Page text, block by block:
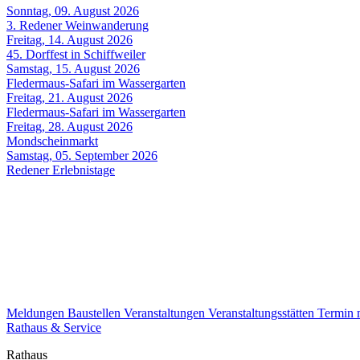
Sonntag, 09. August 2026
3. Redener Weinwanderung
Freitag, 14. August 2026
45. Dorffest in Schiffweiler
Samstag, 15. August 2026
Fledermaus-Safari im Wassergarten
Freitag, 21. August 2026
Fledermaus-Safari im Wassergarten
Freitag, 28. August 2026
Mondscheinmarkt
Samstag, 05. September 2026
Redener Erlebnistage
Meldungen Baustellen Veranstaltungen Veranstaltungsstätten Termin
Rathaus & Service
Rathaus